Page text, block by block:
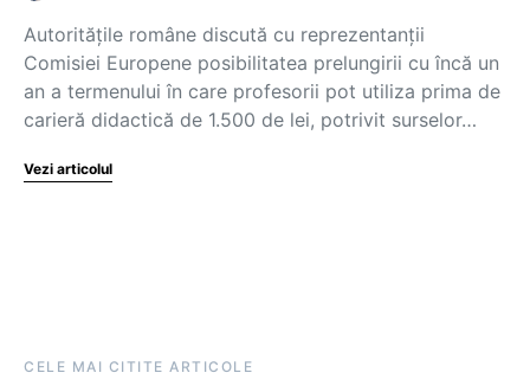
Autoritățile române discută cu reprezentanții
Comisiei Europene posibilitatea prelungirii cu încă un
an a termenului în care profesorii pot utiliza prima de
carieră didactică de 1.500 de lei, potrivit surselor…
Vezi articolul
CELE MAI CITITE ARTICOLE